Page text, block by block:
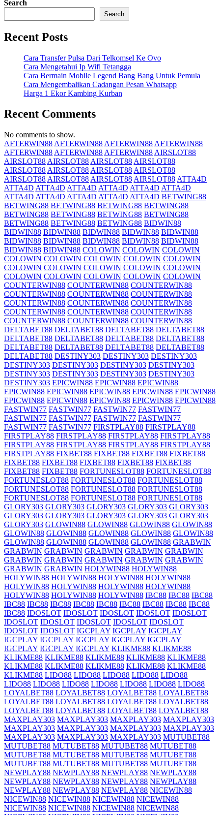
Search
Search
Recent Posts
Cara Transfer Pulsa Dari Telkomsel Ke Ovo
Cara Mengetahui Ip Wifi Tetangga
Cara Bermain Mobile Legend Bang Bang Untuk Pemula
Cara Mengembalikan Cadangan Pesan Whatsapp
Harga 1 Ekor Kambing Kurban
Recent Comments
No comments to show.
AFTERWIN88 AFTERWIN88 AFTERWIN88 AFTERWIN88
AFTERWIN88 AFTERWIN88 AFTERWIN88 AIRSLOT88
AIRSLOT88 AIRSLOT88 AIRSLOT88 AIRSLOT88
AIRSLOT88 AIRSLOT88 AIRSLOT88 AIRSLOT88
AIRSLOT88 AIRSLOT88 AIRSLOT88 AIRSLOT88 ATTA4D
ATTA4D ATTA4D ATTA4D ATTA4D ATTA4D ATTA4D
ATTA4D ATTA4D ATTA4D ATTA4D ATTA4D BETWING88
BETWING88 BETWING88 BETWING88 BETWING88
BETWING88 BETWING88 BETWING88 BETWING88
BETWING88 BETWING88 BETWING88 BIDWIN88
BIDWIN88 BIDWIN88 BIDWIN88 BIDWIN88 BIDWIN88
BIDWIN88 BIDWIN88 BIDWIN88 BIDWIN88 BIDWIN88
BIDWIN88 BIDWIN88 COLOWIN COLOWIN COLOWIN
COLOWIN COLOWIN COLOWIN COLOWIN COLOWIN
COLOWIN COLOWIN COLOWIN COLOWIN COLOWIN
COLOWIN COLOWIN COLOWIN COLOWIN COLOWIN
COUNTERWIN88 COUNTERWIN88 COUNTERWIN88
COUNTERWIN88 COUNTERWIN88 COUNTERWIN88
COUNTERWIN88 COUNTERWIN88 COUNTERWIN88
COUNTERWIN88 COUNTERWIN88 COUNTERWIN88
COUNTERWIN88 COUNTERWIN88 COUNTERWIN88
DELTABET88 DELTABET88 DELTABET88 DELTABET88
DELTABET88 DELTABET88 DELTABET88 DELTABET88
DELTABET88 DELTABET88 DELTABET88 DELTABET88
DELTABET88 DESTINY303 DESTINY303 DESTINY303
DESTINY303 DESTINY303 DESTINY303 DESTINY303
DESTINY303 DESTINY303 DESTINY303 DESTINY303
DESTINY303 EPICWIN88 EPICWIN88 EPICWIN88
EPICWIN88 EPICWIN88 EPICWIN88 EPICWIN88 EPICWIN88
EPICWIN88 EPICWIN88 EPICWIN88 EPICWIN88 EPICWIN88
FASTWIN77 FASTWIN77 FASTWIN77 FASTWIN77
FASTWIN77 FASTWIN77 FASTWIN77 FASTWIN77
FASTWIN77 FASTWIN77 FIRSTPLAY88 FIRSTPLAY88
FIRSTPLAY88 FIRSTPLAY88 FIRSTPLAY88 FIRSTPLAY88
FIRSTPLAY88 FIRSTPLAY88 FIRSTPLAY88 FIRSTPLAY88
FIRSTPLAY88 FIXBET88 FIXBET88 FIXBET88 FIXBET88
FIXBET88 FIXBET88 FIXBET88 FIXBET88 FIXBET88
FIXBET88 FIXBET88 FORTUNESLOT88 FORTUNESLOT88
FORTUNESLOT88 FORTUNESLOT88 FORTUNESLOT88
FORTUNESLOT88 FORTUNESLOT88 FORTUNESLOT88
FORTUNESLOT88 FORTUNESLOT88 FORTUNESLOT88
GLORY303 GLORY303 GLORY303 GLORY303 GLORY303
GLORY303 GLORY303 GLORY303 GLORY303 GLORY303
GLORY303 GLOWIN88 GLOWIN88 GLOWIN88 GLOWIN88
GLOWIN88 GLOWIN88 GLOWIN88 GLOWIN88 GLOWIN88
GLOWIN88 GLOWIN88 GLOWIN88 GLOWIN88 GRABWIN
GRABWIN GRABWIN GRABWIN GRABWIN GRABWIN
GRABWIN GRABWIN GRABWIN GRABWIN GRABWIN
GRABWIN GRABWIN HOLYWIN88 HOLYWIN88
HOLYWIN88 HOLYWIN88 HOLYWIN88 HOLYWIN88
HOLYWIN88 HOLYWIN88 HOLYWIN88 HOLYWIN88
HOLYWIN88 HOLYWIN88 HOLYWIN88 IBC88 IBC88 IBC88
IBC88 IBC88 IBC88 IBC88 IBC88 IBC88 IBC88 IBC88 IBC88
IBC88 IDOSLOT IDOSLOT IDOSLOT IDOSLOT IDOSLOT
IDOSLOT IDOSLOT IDOSLOT IDOSLOT IDOSLOT
IDOSLOT IDOSLOT IGCPLAY IGCPLAY IGCPLAY
IGCPLAY IGCPLAY IGCPLAY IGCPLAY IGCPLAY
IGCPLAY IGCPLAY IGCPLAY KLIKME88 KLIKME88
KLIKME88 KLIKME88 KLIKME88 KLIKME88 KLIKME88
KLIKME88 KLIKME88 KLIKME88 KLIKME88 KLIKME88
KLIKME88 LIDO88 LIDO88 LIDO88 LIDO88 LIDO88
LIDO88 LIDO88 LIDO88 LIDO88 LIDO88 LIDO88 LIDO88
LOYALBET88 LOYALBET88 LOYALBET88 LOYALBET88
LOYALBET88 LOYALBET88 LOYALBET88 LOYALBET88
LOYALBET88 LOYALBET88 LOYALBET88 LOYALBET88
MAXPLAY303 MAXPLAY303 MAXPLAY303 MAXPLAY303
MAXPLAY303 MAXPLAY303 MAXPLAY303 MAXPLAY303
MAXPLAY303 MAXPLAY303 MAXPLAY303 MUTUBET88
MUTUBET88 MUTUBET88 MUTUBET88 MUTUBET88
MUTUBET88 MUTUBET88 MUTUBET88 MUTUBET88
MUTUBET88 MUTUBET88 MUTUBET88 MUTUBET88
NEWPLAY88 NEWPLAY88 NEWPLAY88 NEWPLAY88
NEWPLAY88 NEWPLAY88 NEWPLAY88 NEWPLAY88
NEWPLAY88 NEWPLAY88 NEWPLAY88 NICEWIN88
NICEWIN88 NICEWIN88 NICEWIN88 NICEWIN88
NICEWIN88 NICEWIN88 NICEWIN88 NICEWIN88